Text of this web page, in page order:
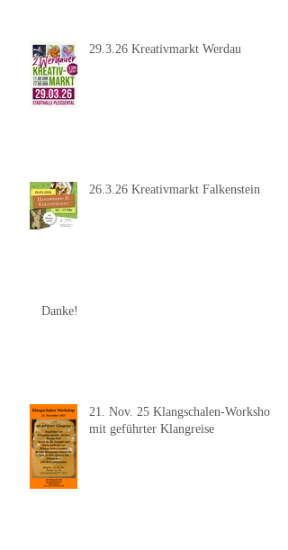
29.3.26 Kreativmarkt Werdau
26.3.26 Kreativmarkt Falkenstein
Danke!
21. Nov. 25 Klangschalen-Workshop
mit geführter Klangreise